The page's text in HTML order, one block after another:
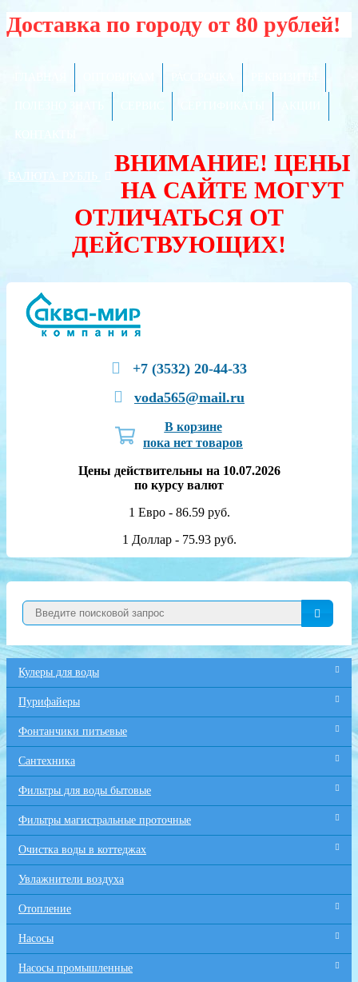
Доставка по городу от 80 рублей!
ВАЛЮТА:
ВНИМАНИЕ! ЦЕНЫ
НА САЙТЕ МОГУТ
ОТЛИЧАТЬСЯ ОТ
ДЕЙСТВУЮЩИХ!
+7 (3532) 20-44-33
voda565@mail.ru
В корзине
пока нет товаров
Цены действительны на 10.07.2026
по курсу валют
1 Евро - 86.59 руб.
1 Доллар - 75.93 руб.
Кулеры для воды
Пурифайеры
Фонтанчики питьевые
Сантехника
Фильтры для воды бытовые
Фильтры магистральные проточные
Очистка воды в коттеджах
Увлажнители воздуха
Отопление
Насосы
Насосы промышленные